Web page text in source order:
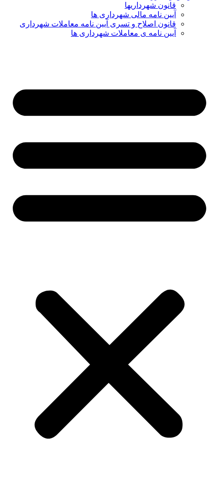
قانون شهرداریها
آیین نامه مالی شهرداری ها
قانون اصلاح و تسری آیین نامه معاملات شهرداری
آیین نامه ی معاملات شهرداری ها